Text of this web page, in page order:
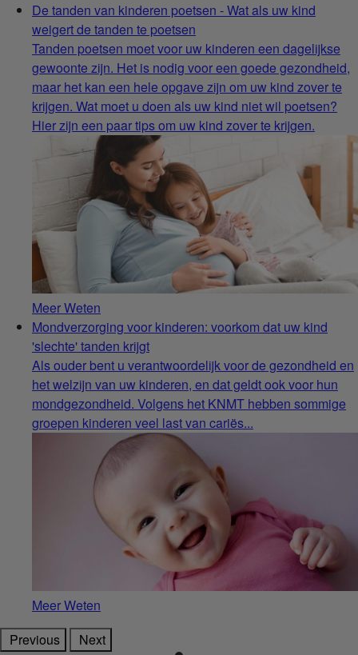
De tanden van kinderen poetsen - Wat als uw kind
weigert de tanden te poetsen
Tanden poetsen moet voor uw kinderen een dagelijkse
gewoonte zijn. Het is nodig voor een goede gezondheid,
maar het kan een hele opgave zijn om uw kind zover te
krijgen. Wat moet u doen als uw kind niet wil poetsen?
Hier zijn een paar tips om uw kind zover te krijgen.
Meer Weten
Mondverzorging voor kinderen: voorkom dat uw kind
'slechte' tanden krijgt
Als ouder bent u verantwoordelijk voor de gezondheid en
het welzijn van uw kinderen, en dat geldt ook voor hun
mondgezondheid. Volgens het KNMT hebben sommige
groepen kinderen veel last van cariës...
Meer Weten
Previous
Next